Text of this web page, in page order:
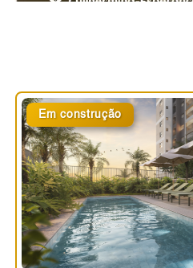
Em construção